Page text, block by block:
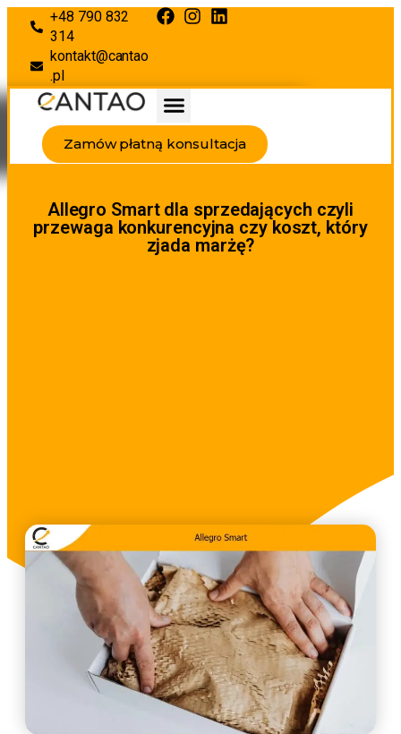
+48 790 832
314
kontakt@cantao
.pl
Zamów płatną konsultacja
Allegro Smart dla sprzedających czyli
przewaga konkurencyjna czy koszt, który
zjada marżę?